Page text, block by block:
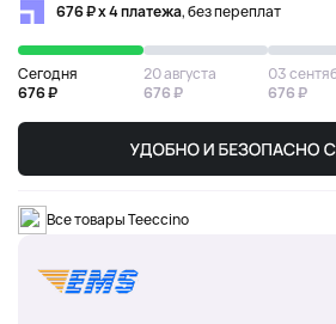
676 ₽ х 4 платежа, без переплат
Сегодня
676 ₽
20 августа
676 ₽
03
676 ₽
Все товары Teeccino